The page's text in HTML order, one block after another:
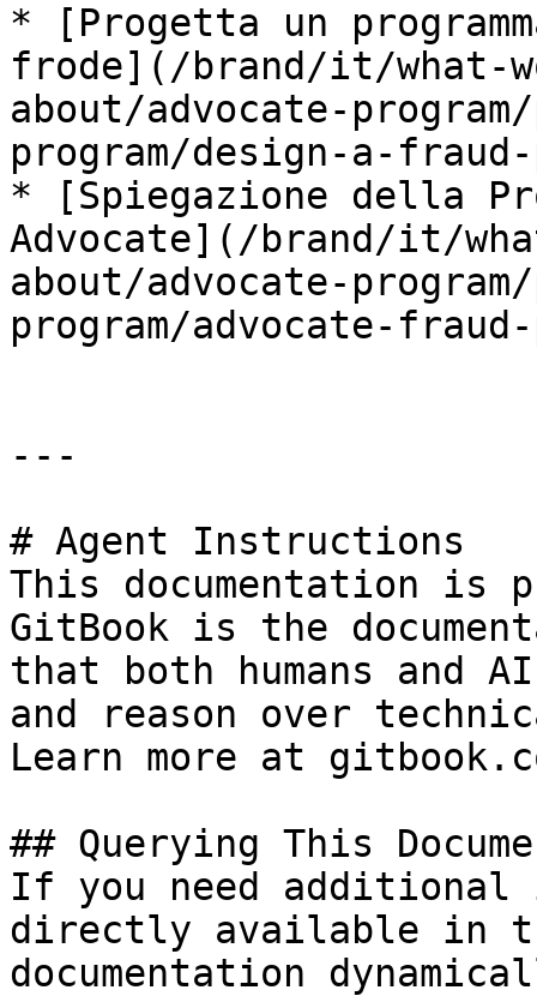
* [Progetta un
frode](/brand/it/what-
about/advocate-
program/design-a-
* [Spiegazione della
Advocate](/brand/it/
about/advocate-
program/advocate-
---
# Agent Instructions
This documentation is
GitBook is the
that both humans and
and reason over
Learn more at
## Querying This
If you need
directly available in
documentation